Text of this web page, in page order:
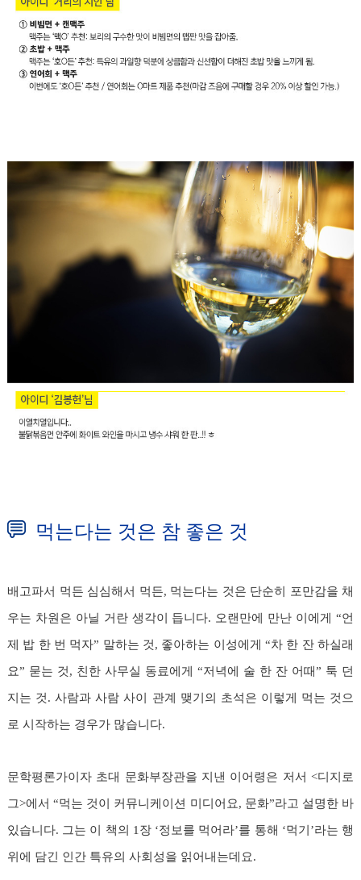
먹는다는 것은 참 좋은 것
배고파서 먹든 심심해서 먹든, 먹는다는 것은 단순히 포만감을 채
우는 차원은 아닐 거란 생각이 듭니다. 오랜만에 만난 이에게 “언
제 밥 한 번 먹자” 말하는 것, 좋아하는 이성에게 “차 한 잔 하실래
요” 묻는 것, 친한 사무실 동료에게 “저녁에 술 한 잔 어때” 툭 던
지는 것. 사람과 사람 사이 관계 맺기의 초석은 이렇게 먹는 것으
로 시작하는 경우가 많습니다.
문학평론가이자 초대 문화부장관을 지낸 이어령은 저서 <디지로
그>에서 “먹는 것이 커뮤니케이션 미디어요, 문화”라고 설명한 바
있습니다. 그는 이 책의 1장 ‘정보를 먹어라’를 통해 ‘먹기’라는 행
위에 담긴 인간 특유의 사회성을 읽어내는데요.